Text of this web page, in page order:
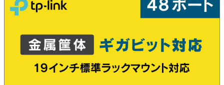
電話線／コネクタ／アダプタ
LANケーブル・コネクタ・関連資材/機器
ネットワーク機器
電話工事
EV充電設備工事
照明設置工事